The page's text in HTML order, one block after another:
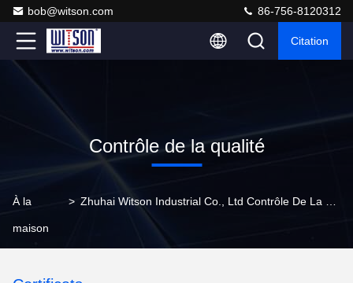
bob@witson.com 86-756-8120312
Citation
Contrôle de la qualité
À la
maison
>